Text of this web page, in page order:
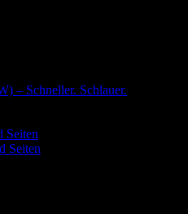
– Schneller. Schlauer.
Seiten
Seiten